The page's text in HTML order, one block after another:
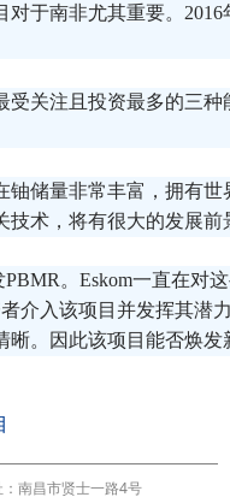
于南非尤其重要。
关注且投资最多的三种
铀储量非常丰富，拥有
技术，将有很大的发展前
。Eskom一直在对
介入该项目并发挥其潜
晰。因此该项目能否焕发
：南昌市贤士一路4号